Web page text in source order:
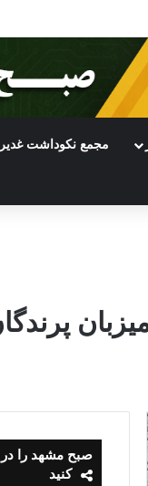
مجمع نکوداشت غدیر
صبح مشهد را
کنید